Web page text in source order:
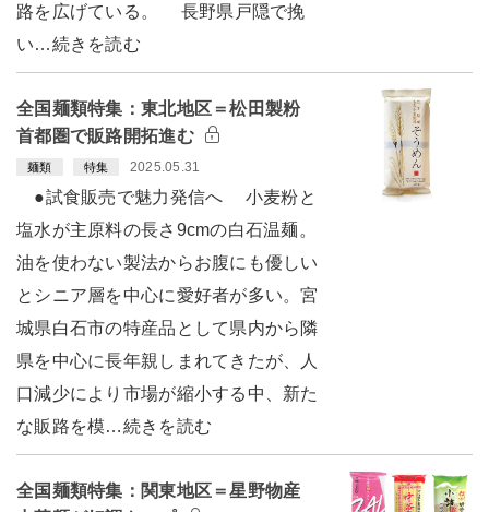
路を広げている。 長野県戸隠で挽
い…続きを読む
全国麺類特集：東北地区＝松田製粉
首都圏で販路開拓進む
麺類 特集 2025.05.31
●試食販売で魅力発信へ 小麦粉と
塩水が主原料の長さ9cmの白石温麺。
油を使わない製法からお腹にも優しい
とシニア層を中心に愛好者が多い。宮
城県白石市の特産品として県内から隣
県を中心に長年親しまれてきたが、人
口減少により市場が縮小する中、新た
な販路を模…続きを読む
全国麺類特集：関東地区＝星野物産